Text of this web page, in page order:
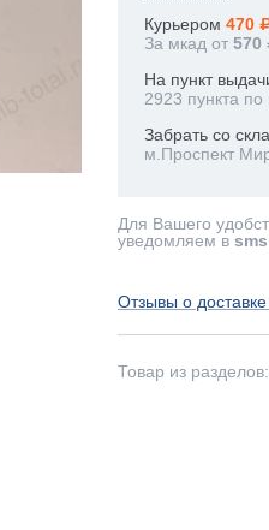
Курьером 470
За мкад от 570
На пункт
2923 пункта по
Забрать со
м.Проспект
Для Вашего
уведомляем в
Отзывы о
Товар из разделов: